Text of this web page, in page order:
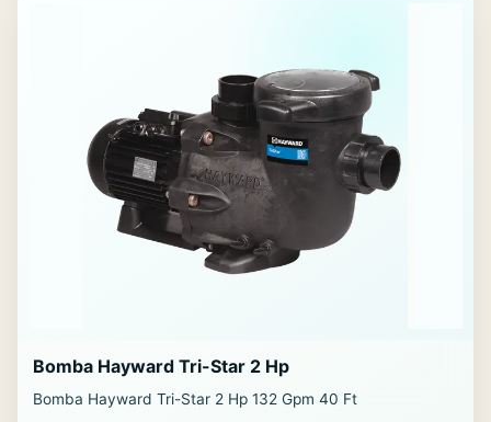
Bomba Hayward Tri-Star 2 Hp
Bomba Hayward Tri-Star 2 Hp 132 Gpm 40 Ft